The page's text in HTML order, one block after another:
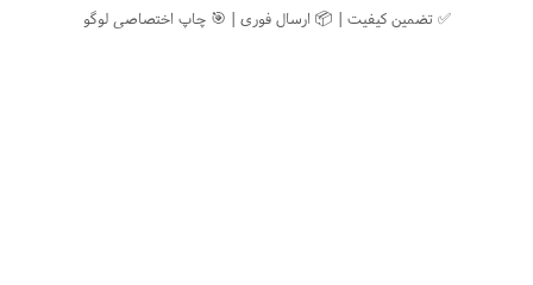
✅ تضمین کیفیت | 📦 ارسال فوری | 🎯 چاپ اختصاصی لوگو